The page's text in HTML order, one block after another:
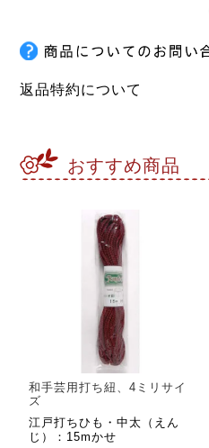
返品特約について
おすすめ商品
和手芸用打ち紐、4ミリサイ
ズ
江戸打ちひも・中太（えん
じ）：15mかせ